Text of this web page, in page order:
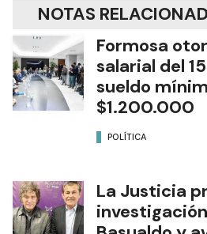
NOTAS
Formosa
salarial del
sueldo
$1.200.000
POLÍTICA
La Justicia